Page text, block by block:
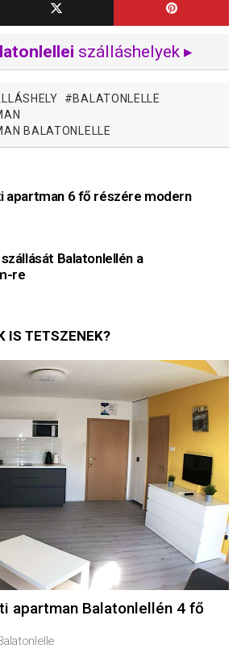
szálláshelyek ▸
BALATONLELLE
BALATONLELLE
apartman 6 fő részére modern
Balatonlellén a
re
IS TETSZENEK?
apartman Balatonlellén 4 fő